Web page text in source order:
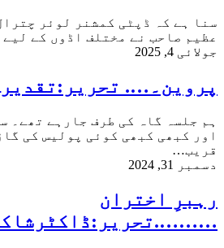
سنا ہے کہ ڈپٹی کمشنر لوئر
عظیم صاحب نے مختلف اڈوں کے
جولائی 4, 2025
پروین۔….
ہم جلسہ گاہ کی طرف جارہے تھے۔
اور کبھی کبھی کوئی پولیس کی
قریب…
دسمبر 31, 2024
رہبرِ اختران